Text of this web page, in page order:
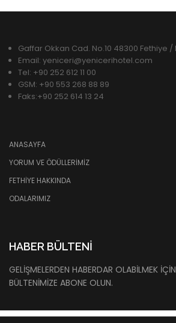
Gaffar Okkan Cad. No.10 48300 Fethiye
Email: yeniceri@yenicerihotel.com
Tel: +90 252 612 11 00
GSM: +90 553 268 88 89
Faks:+90 252 614 13 24
ANASAYFA
YORUM VE ÖDÜLLERIMIZ
FETHIYE HAKKINDA
ODALARIMIZ
HABER BÜLTENI
GELIŞMELERDEN HABERDAR OLABILMEK
BÜLTENIMIZE ABONE OLUN.